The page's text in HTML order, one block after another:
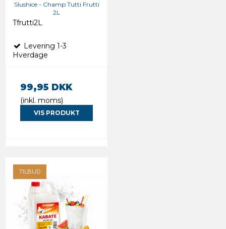
Slushice - Champ Tutti Frutti
2L
Tfrutti2L
Levering 1-3
Hverdage
99,95 DKK
(inkl. moms)
VIS PRODUKT
TILBUD